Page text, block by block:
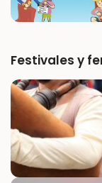
Festivales y